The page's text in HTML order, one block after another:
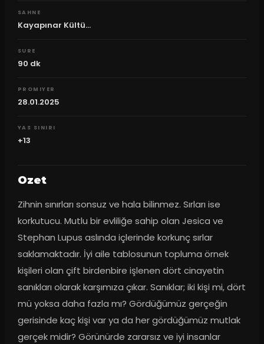
SAHNE
Kayapınar Kültü...
SURE
90 dk
PROMIYER
28.01.2025
YAS SINIRI
+13
Ozet
Zihnin sınırları sonsuz ve hala bilinmez. Sırları ise
korkutucu. Mutlu bir evliliğe sahip olan Jesica ve
Stephan Lupus aslında içlerinde korkunç sırlar
saklamaktadır. İyi aile tablosunun topluma örnek
kişileri olan çift birdenbire işlenen dört cinayetin
sanıkları olarak karşımıza çıkar. Sanıklar; iki kişi mi, dört
mü yoksa daha fazla mı? Gördüğümüz gerçeğin
gerisinde kaç kişi var ya da her gördüğümüz mutlak
gerçek midir? Görünürde zararsız ve iyi insanlar